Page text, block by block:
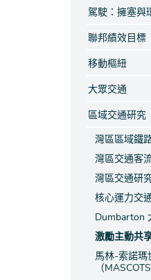
駕駛：擁塞與
聯邦績效目標
移動樞紐
大眾交通
區域交通研究
灣區區域鐵
灣區交通客
灣區交通研
核心運力交
Dumbarton
激勵主動共
馬林-索諾瑪
（MASCOTS